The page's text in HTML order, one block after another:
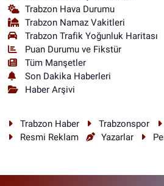
Trabzon Hava Durumu
Trabzon Namaz Vakitleri
Trabzon Trafik Yoğunluk Haritası
Puan Durumu ve Fikstür
Tüm Manşetler
Son Dakika Haberleri
Haber Arşivi
Trabzon Haber Trabzonspor
Resmi Reklam
Yazarlar